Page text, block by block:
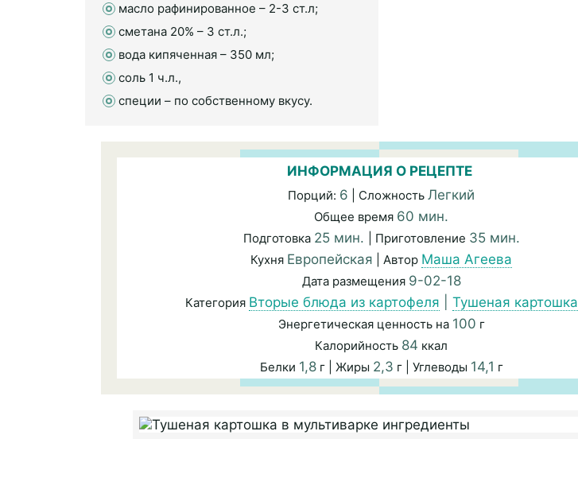
масло рафинированное – 2-3 ст.л;
сметана 20% – 3 ст.л.;
вода кипяченная – 350 мл;
соль 1 ч.л.,
специи – по собственному вкусу.
ИНФОРМАЦИЯ О РЕЦЕПТЕ
Порций: 6 | Сложность Легкий
Общее время 60 мин.
Подготовка 25 мин. | Приготовление 35 мин.
Кухня Европейская | Автор Маша Агеева
Дата размещения 9-02-18
Категория Вторые блюда из картофеля Тушеная картошка
Энергетическая ценность на 100 г
Калорийность 84 ккал
Белки 1,8г | Жиры 2,3 г | Углеводы 14,1 г